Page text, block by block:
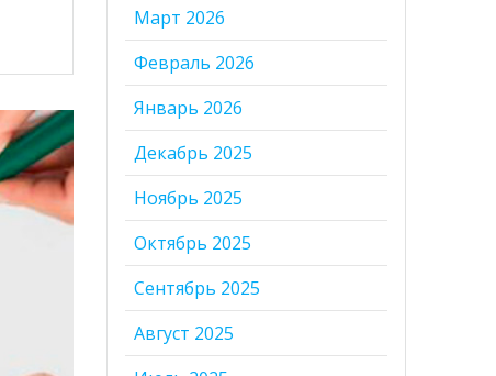
Март 2026
Февраль 2026
Январь 2026
Декабрь 2025
Ноябрь 2025
Октябрь 2025
Сентябрь 2025
Август 2025